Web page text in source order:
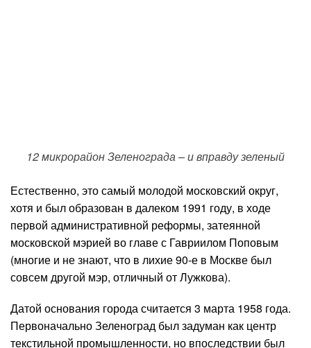
12 микрорайон Зеленограда – и вправду зеленый
Естественно, это самый молодой московский округ,
хотя и был образован в далеком 1991 году, в ходе
первой административной реформы, затеянной
московской мэрией во главе с Гавриилом Поповым
(многие и не знают, что в лихие 90-е в Москве был
совсем другой мэр, отличный от Лужкова).
Датой основания города считается 3 марта 1958 года.
Первоначально Зеленоград был задуман как центр
текстильной промышленности, но впоследствии был